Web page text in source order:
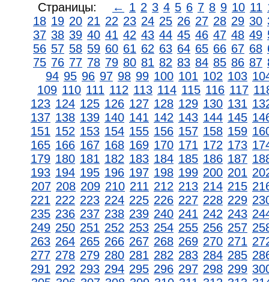
Страницы: ← 1 2 3 4 5 6 7 8 9 10 11
18 19 20 21 22 23 24 25 26 27 28 29 30
37 38 39 40 41 42 43 44 45 46 47 48 49
56 57 58 59 60 61 62 63 64 65 66 67 68
75 76 77 78 79 80 81 82 83 84 85 86 87
94 95 96 97 98 99 100 101 102 103
109 110 111 112 113 114 115 116 117
123 124 125 126 127 128 129 130 131
137 138 139 140 141 142 143 144 145
151 152 153 154 155 156 157 158 159
165 166 167 168 169 170 171 172 173
179 180 181 182 183 184 185 186 187
193 194 195 196 197 198 199 200 201
207 208 209 210 211 212 213 214 215
221 222 223 224 225 226 227 228 229
235 236 237 238 239 240 241 242 243
249 250 251 252 253 254 255 256 257
263 264 265 266 267 268 269 270 271
277 278 279 280 281 282 283 284 285
291 292 293 294 295 296 297 298 299